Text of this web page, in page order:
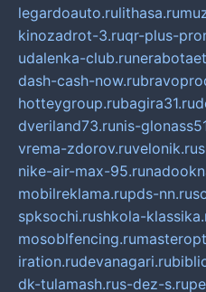
legardoauto.rulithasa.ru
kinozadrot-3.ruqr-plus-
udalenka-club.ru
dash-cash-now.ru
hotteygroup.rubagira31.ru
dveriland73.runis-
vrema-zdorov.ruvelonik.ru
nike-air-max-95.ru
mobilreklama.rupds-nn.ru
spksochi.rushkola-
mosoblfencing.ru
iration.rudevanagari.ru
dk-tulamash.rus-dez-s.ru